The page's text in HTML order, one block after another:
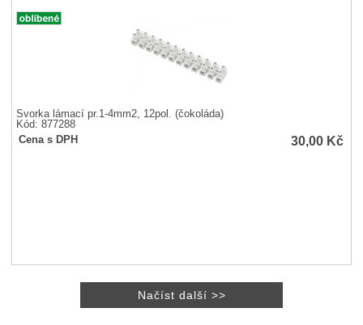
Svorka lámací pr.1-4mm2, 12pol. (čokoláda)
Kód: 877288
Cena s DPH
30,00 Kč